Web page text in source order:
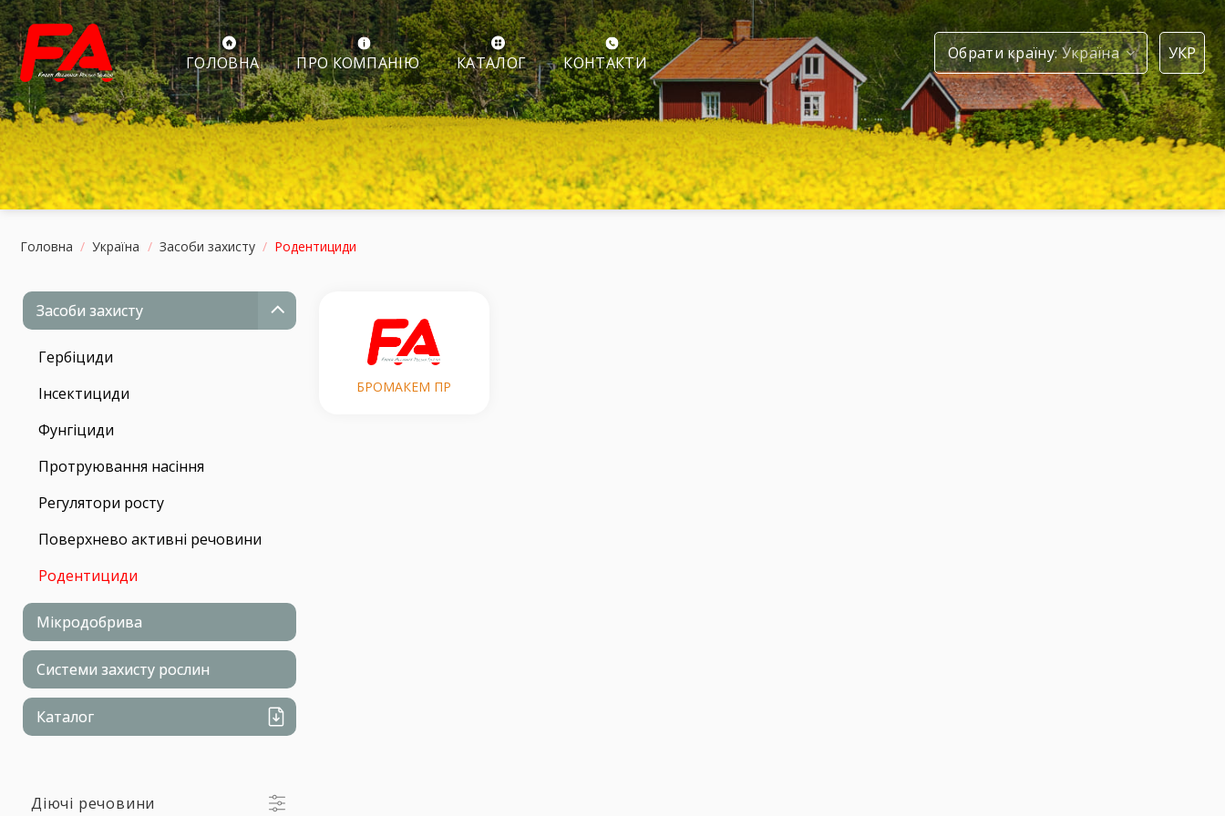
Skip
to
content
ГОЛОВНА ПРО КОМПАНІЮ КАТАЛОГ КОНТАКТИ Обрати країну УКР
Головна / Україна / Засоби захисту / Родентициди
Засоби захисту
Гербіциди
Інсектициди
Фунгіциди
Протруювання насіння
Регулятори росту
Поверхнево активні речовини
Родентициди
Мікродобрива
Системи захисту рослин
Каталог
Діючі речовини
БРОМАКЕМ ПР